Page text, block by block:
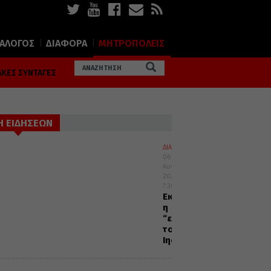
ΔΙΑΦΟΡΑ ΜΗΤΡΟΠΟΛΕΙΣ
ΣΥΝΤΑΓΕΣ
ΕΙΔΗΣΕΩΝ
ΔΙΑΛΟΓΟΣ
06
Αυγούστου
2026
7:36
Εκφώνως
η
“ευχή
του
Ιησού”